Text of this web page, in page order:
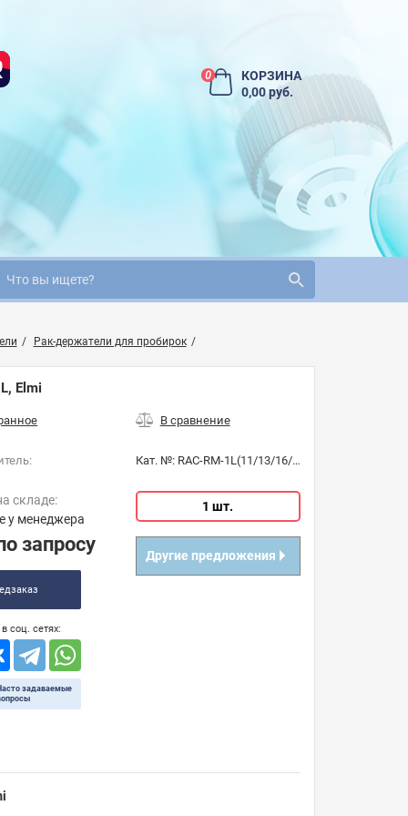
0
КОРЗИНА
0,00 руб.
Рак-держатели для пробирок
Elmi
Кат. №: RAC-RM-1L(11/13/16/30мм)
складе:
у менеджера
запросу
соц. сетях:
задаваемые
1 шт.
Другие предложения